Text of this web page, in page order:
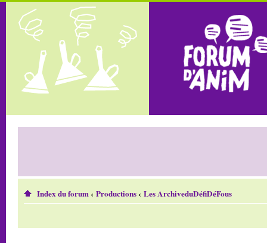
Index du forum‹ Productions‹ Les ArchiveduDéfiDéFous